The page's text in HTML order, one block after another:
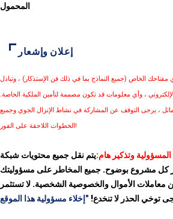
المحمول
إعلان وإشعار
الخاص (جميع النماذج بما في ذلك فن الإستذكار) ، وتبادل
، وأي معلومات قد تكون مصممة لتأمين الملكية الخاصة.
، يرجى التوقف عن المشاركة في نشاط الإنزال الجوي وجميع
الخطوات اللاحقة على الفور!
المسؤولية وتذكير هام:يتم نقل جميع محتويات شبكة airdrop للعملة من
كل مشروع بوضوح. جميع المخاطر على مسؤوليتك
معاملات الأموال والخصوصية الشخصية. لا تستثمر
توخي الحذر لا تنخدع!